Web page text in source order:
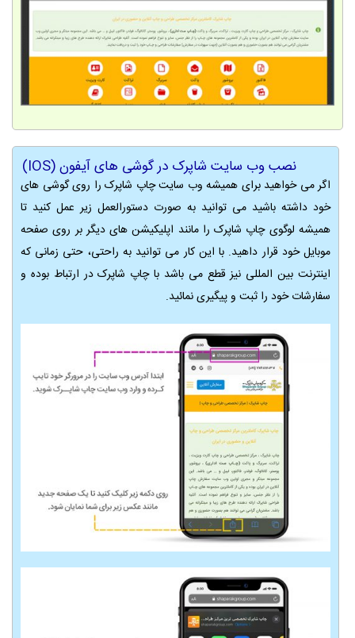
نصب وب سایت شاپرک در گوشی های آیفون (IOS)
اگر می خواهید برای همیشه وب سایت چاپ شاپرک را روی گوشی های
خود داشته باشید می توانید به صورت دستورالعمل زیر عمل کنید تا
همیشه لوگوی چاپ شاپرک را مانند اپلیکیشن های دیگر بر روی صفحه
موبایل خود قرار داهید. با این کار می توانید به راحتی، حتی زمانی که
اینترنت بین المللی نیز قطع می باشد با چاپ شاپرک در ارتباط بوده و
سفارشات خود را ثبت و پیگیری نمائید.